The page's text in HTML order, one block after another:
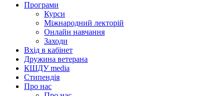
Програми
Курси
Міжнародний лекторій
Онлайн навчання
Заходи
Вхід в кабінет
Дружина ветерана
КШДУ media
Стипендія
Про нас